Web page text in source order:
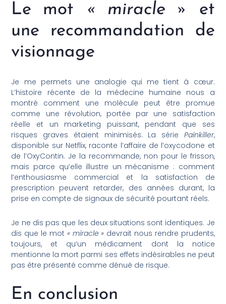
Le mot « miracle »
et
une recommandation de
visionnage
Je me permets une analogie qui me tient à cœur.
L’histoire récente de la médecine humaine nous a
montré comment une molécule peut être promue
comme une révolution, portée par une satisfaction
réelle et un marketing puissant, pendant que ses
risques graves étaient minimisés. La série Painkiller,
disponible sur Netflix, raconte l’affaire de l’oxycodone et
de l’OxyContin. Je la recommande, non pour le frisson,
mais parce qu’elle illustre un mécanisme : comment
l’enthousiasme commercial et la satisfaction de
prescription peuvent retarder, des années durant, la
prise en compte de signaux de sécurité pourtant réels.
Je ne dis pas que les deux situations sont identiques. Je
dis que le mot « miracle » devrait nous rendre prudents,
toujours, et qu’un médicament dont la notice
mentionne la mort parmi ses effets indésirables ne peut
pas être présenté comme dénué de risque.
En conclusion